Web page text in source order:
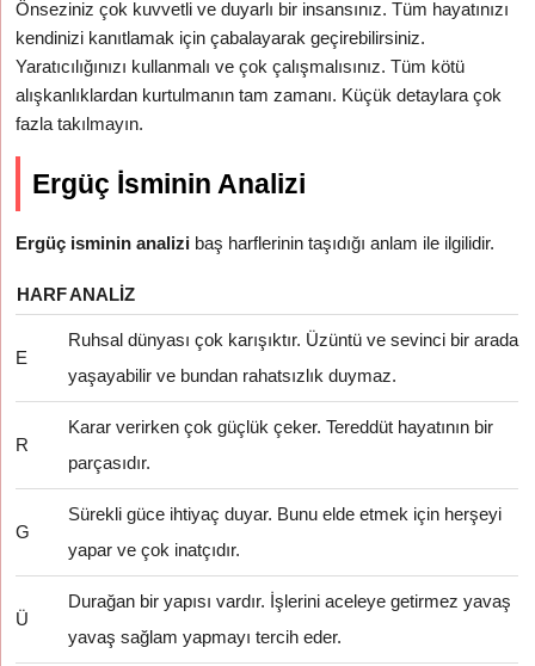
Önseziniz çok kuvvetli ve duyarlı bir insansınız. Tüm hayatınızı
kendinizi kanıtlamak için çabalayarak geçirebilirsiniz.
Yaratıcılığınızı kullanmalı ve çok çalışmalısınız. Tüm kötü
alışkanlıklardan kurtulmanın tam zamanı. Küçük detaylara çok
fazla takılmayın.
Ergüç İsminin Analizi
Ergüç isminin analizi baş harflerinin taşıdığı anlam ile ilgilidir.
HARFANALIZ
E
Ruhsal dünyası çok karışıktır. Üzüntü ve sevinci bir arada
yaşayabilir ve bundan rahatsızlık duymaz.
R
Karar verirken çok güçlük çeker. Tereddüt hayatının bir
parçasıdır.
G
Sürekli güce ihtiyaç duyar. Bunu elde etmek için herşeyi
yapar ve çok inatçıdır.
Ü
Durağan bir yapısı vardır. İşlerini aceleye getirmez yavaş
yavaş sağlam yapmayı tercih eder.